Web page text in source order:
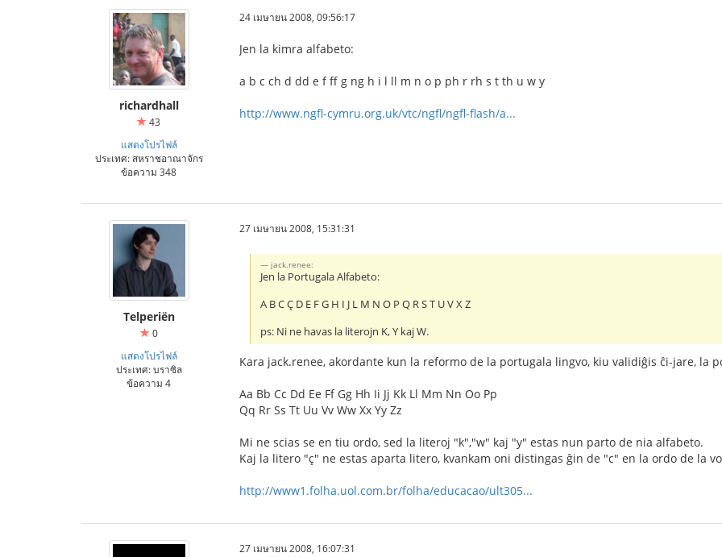
richardhall
43
แสดงโปรไฟล์
ประเทศ: สหราชอาณาจักร
ข้อความ 348
24 เมษายน 2008, 09:56:17
Jen la kimra alfabeto:
a b c ch d dd e f ff g ng h i l ll m n o p ph r rh s t th u w y
http://www.ngfl-cymru.org.uk/vtc/ngfl/ngfl-flash/a...
Telperiën
0
แสดงโปรไฟล์
ประเทศ: บราซิล
ข้อความ 4
27 เมษายน 2008, 15:31:31
jack.renee:
Jen la Portugala Alfabeto:
A B C Ç D E F G H I J L M N O P Q R S T U V X Z
ps: Ni ne havas la literojn K, Y kaj W.
Kara jack.renee, akordante kun la reformo de la portugala lingvo, kiu validiĝis ĉi-jare, la
Aa Bb Cc Dd Ee Ff Gg Hh Ii Jj Kk Ll Mm Nn Oo Pp
Qq Rr Ss Tt Uu Vv Ww Xx Yy Zz
Mi ne scias se en tiu ordo, sed la literoj "k","w" kaj "y" estas nun parto de nia alfabeto.
Kaj la litero "ç" ne estas aparta litero, kvankam oni distingas ĝin de "c" en la ordo de la
http://www1.folha.uol.com.br/folha/educacao/ult305...
27 เมษายน 2008, 16:07:31